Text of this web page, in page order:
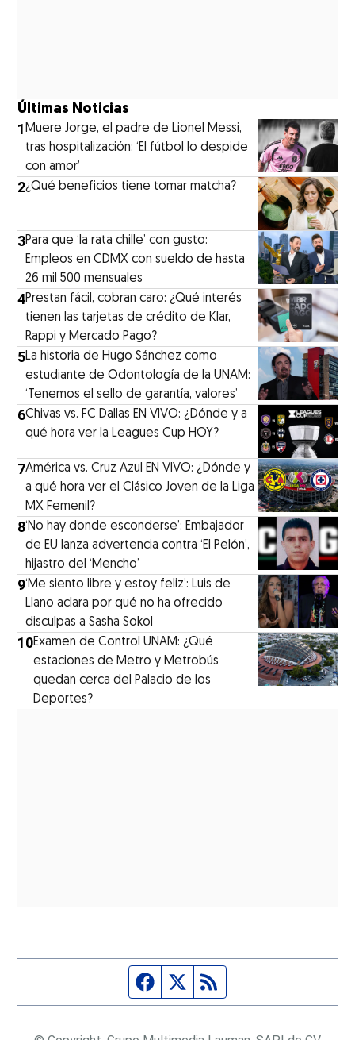
Últimas Noticias
1Muere Jorge, el padre de Lionel Messi,
tras hospitalización: ‘El fútbol lo despide
con amor’
2¿Qué beneficios tiene tomar matcha?
3Para que ‘la rata chille’ con gusto:
Empleos en CDMX con sueldo de hasta
26 mil 500 mensuales
4Prestan fácil, cobran caro: ¿Qué interés
tienen las tarjetas de crédito de Klar,
Rappi y Mercado Pago?
5La historia de Hugo Sánchez como
estudiante de Odontología de la UNAM:
‘Tenemos el sello de garantía, valores’
6Chivas vs. FC Dallas EN VIVO: ¿Dónde y a
qué hora ver la Leagues Cup HOY?
7América vs. Cruz Azul EN VIVO: ¿Dónde y
a qué hora ver el Clásico Joven de la Liga
MX Femenil?
8‘No hay donde esconderse’: Embajador
de EU lanza advertencia contra ‘El Pelón’,
hijastro del ‘Mencho’
9‘Me siento libre y estoy feliz’: Luis de
Llano aclara por qué no ha ofrecido
disculpas a Sasha Sokol
10Examen de Control UNAM: ¿Qué
estaciones de Metro y Metrobús
quedan cerca del Palacio de los
Deportes?
Página de Facebook
Fuente Twitter